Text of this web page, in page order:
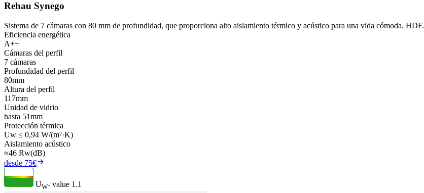
Rehau Synego
Sistema de 7 cámaras con 80 mm de profundidad, que proporciona alto aislamiento térmico y acústico para una vida cómoda. HDF.
Eficiencia energética
A++
Cámaras del perfil
7 cámaras
Profundidad del perfil
80mm
Altura del perfil
117mm
Unidad de vidrio
hasta 51mm
Protección térmica
Uw ≤ 0,94 W/(m²·K)
Aislamiento acústico
≈46 Rw(dB)
desde 75€
UW- value 1.1